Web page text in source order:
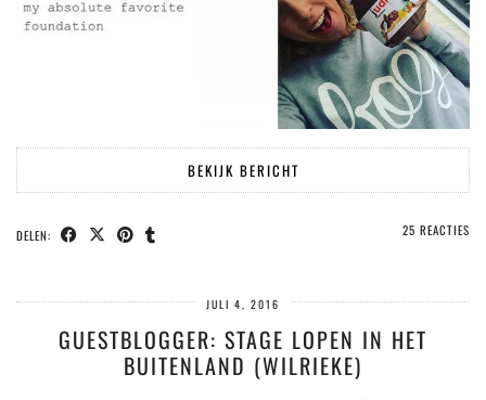
BEKIJK BERICHT
DELEN: 25 REACTIES
JULI 4, 2016
GUESTBLOGGER: STAGE LOPEN IN HET
BUITENLAND (WILRIEKE)